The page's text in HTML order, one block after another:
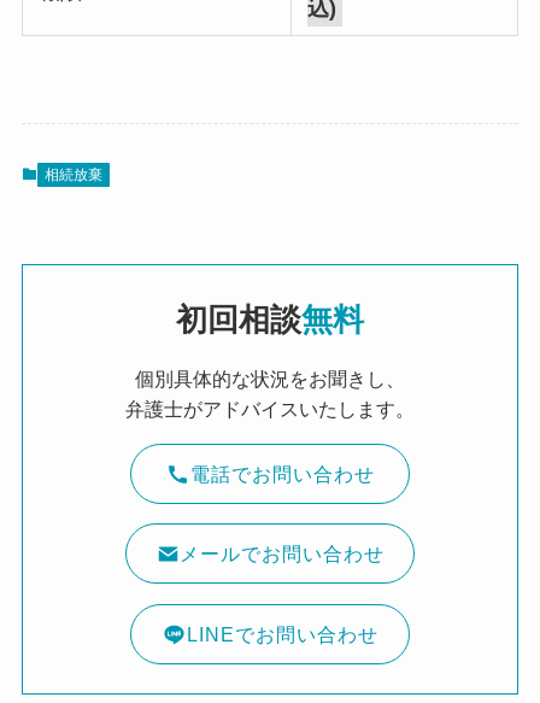
込)
相続放棄
初回相談無料
個別具体的な状況をお聞きし、
弁護士がアドバイスいたします。
電話でお問い合わせ
メールでお問い合わせ
LINEでお問い合わせ